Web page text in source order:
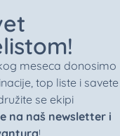
meseca donosimo
top liste i savete
se ekipi
na naš newsletter i
!